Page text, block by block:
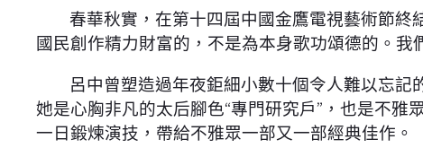
春華秋實，在第十四屆中國金鷹電視藝術節終
國民創作精力財富的，不是為本身歌功頌德的。我
呂中曾塑造過年夜鉅細小數十個令人難以忘
她是心胸非凡的太后腳色“專門研究戶”，也是不
一日鍛煉演技，帶給不雅眾一部又一部經典佳作。